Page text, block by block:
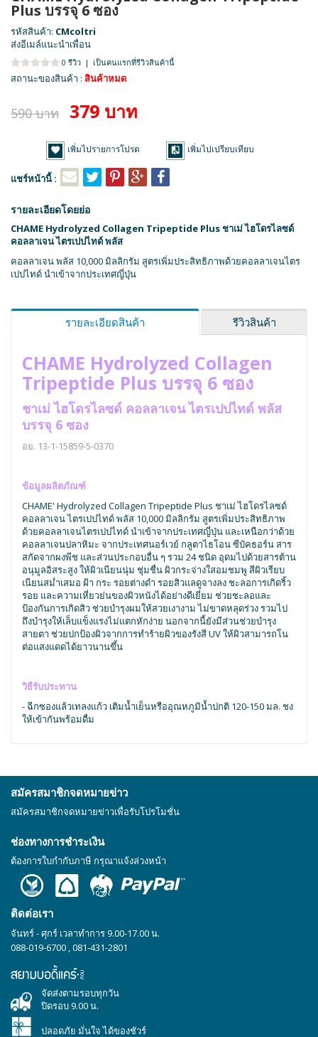
Plus บรรจุ 6 ซอง
รหัสสินค้า: CMcoltri
ส่งอีเมล์แนะนำเพื่อน
0 รีวิว | เป็นคนแรกที่รีวิวสินค้านี้
สถานะของสินค้า : สินค้าหมด
590 บาท 379 บาท
เพิ่มไปรายการโปรด เพิ่มไปเปรียบเทียบ
แชร์หน้านี้ :
รายละเอียดโดยย่อ
CHAME Hydrolyzed Collagen Tripeptide Plus ชาเม่ ไฮโดรไลซด์
คอลลาเจน ไตรเปปไทด์ พลัส
คอลลาเจน พลัส 10,000 มิลลิกรัม สูตรเพิ่มประสิทธิภาพด้วยคอลลาเจนไตร
เปปไทด์ นำเข้าจากประเทศญี่ปุ่น
รายละเอียดสินค้า รีวิวสินค้า
CHAME Hydrolyzed Collagen
Tripeptide Plus บรรจุ 6 ซอง
ชาเม่ ไฮโดรไลซด์ คอลลาเจน ไตรเปปไทด์ พลัส
บรรจุ 6 ซอง
อย. 13-1-15859-5-0370
ข้อมูลผลิตภัณฑ์
CHAME' Hydrolyzed Collagen Tripeptide Plus ชาเม่ ไฮโดรไลซด์
คอลลาเจน ไตรเปปไทด์ พลัส 10,000 มิลลิกรัม สูตรเพิ่มประสิทธิภาพ
ด้วยคอลลาเจนไตรเปปไทด์ นำเข้าจากประเทศญี่ปุ่น และเหนือกว่าด้วย
คอลลาเจนปลาหิมะ จากประเทศนอร์เวย์ กลูตาไธโอน ซีบัคธอร์น สาร
สกัดจากผงพีช และส่วนประกอบอื่น ๆ รวม 24 ชนิด อุดมไปด้วยสารต้าน
อนุมูลอิสระสูง ให้ผิวเนียนนุ่ม ชุ่มชื่น ผิวกระจ่างใสอมชมพู สีผิวเรียบ
เนียนสม่ำเสมอ ฝ้า กระ รอยต่างดำ รอยสิวแลดูจางลง ชะลอการเกิดริ้ว
รอย และความเหี่ยวย่นของผิวหนังได้อย่างดีเยี่ยม ช่วยชะลอและ
ป้องกันการเกิดสิว ช่วยบำรุงผมให้สวยเงางาม ไม่ขาดหลุดร่วง รวมไป
ถึงบำรุงให้เล็บแข็งแรงไม่แตกหักง่าย นอกจากนี้ยังมีส่วนช่วยบำรุง
สายตา ช่วยปกป้องผิวจากการทำร้ายผิวของรังสี UV ให้ผิวสามารถโน
ต่อแสงแดดได้ยาวนานขึ้น
วิธีรับประทาน
- ฉีกซองแล้วเทลงแก้ว เติมน้ำเย็นหรืออุณหภูมิน้ำปกติ 120-150 มล. ชง
ให้เข้ากันพร้อมดื่ม
สมัครสมาชิกจดหมายข่าว
สมัครสมาชิกจดหมายข่าวเพื่อรับโปรโมชั่น
ช่องทางการชำระเงิน
ต้องการใบกำกับภาษี กรุณาแจ้งล่วงหน้า
ติดต่อเรา
จันทร์ - ศุกร์ เวลาทำการ 9.00-17.00 น.
088-019-6700 ,081-431-2801
จัดส่งตามรอบทุกวัน
ปิดรอบ 9.00 น.
ปลอดภัย มั่นใจ ได้ของชัวร์